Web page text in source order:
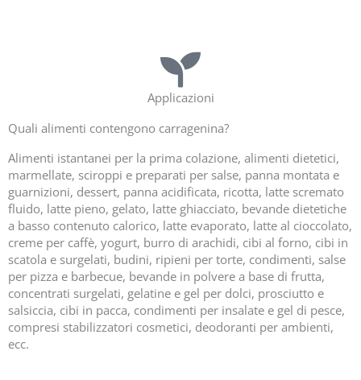
Applicazioni
Quali alimenti contengono carragenina?
Alimenti istantanei per la prima colazione, alimenti dietetici,
marmellate, sciroppi e preparati per salse, panna montata e
guarnizioni, dessert, panna acidificata, ricotta, latte scremato
fluido, latte pieno, gelato, latte ghiacciato, bevande dietetiche
a basso contenuto calorico, latte evaporato, latte al cioccolato,
creme per caffè, yogurt, burro di arachidi, cibi al forno, cibi in
scatola e surgelati, budini, ripieni per torte, condimenti, salse
per pizza e barbecue, bevande in polvere a base di frutta,
concentrati surgelati, gelatine e gel per dolci, prosciutto e
salsiccia, cibi in pacca, condimenti per insalate e gel di pesce,
compresi stabilizzatori cosmetici, deodoranti per ambienti,
ecc.